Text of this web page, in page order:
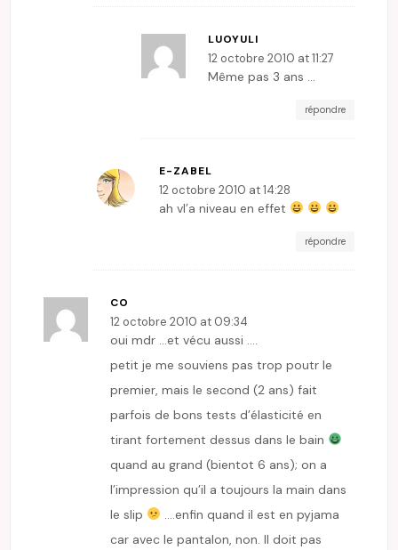
LUOYULI
12 octobre 2010 at 11:27
Même pas 3 ans …
répondre
E-ZABEL
12 octobre 2010 at 14:28
ah vl’a niveau en effet
répondre
CO
12 octobre 2010 at 09:34
oui mdr …et vécu aussi ….
petit je me souviens pas trop poutr le
premier, mais le second (2 ans) fait
parfois de bons tests d’élasticité en
tirant fortement dessus dans le bain
quand au grand (bientot 6 ans); on a
l’impression qu’il a toujours la main dans
le slip
….enfin quand il est en pyjama
car avec le pantalon, non. Il doit pas